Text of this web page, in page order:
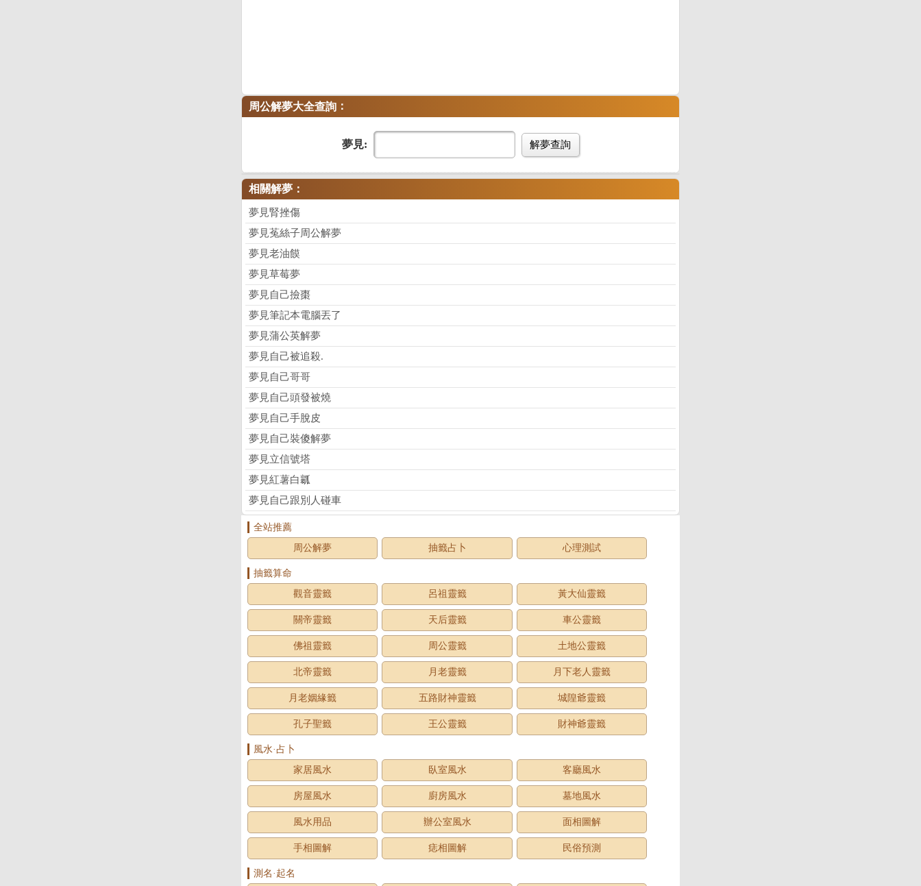
周公解夢大全查詢 ：
夢見: 解夢查詢
相關解夢：
夢見腎挫傷
夢見菟絲子周公解夢
夢見老油饃
夢見草莓夢
夢見自己撿棗
夢見筆記本電腦丟了
夢見蒲公英解夢
夢見自己被追殺.
夢見自己哥哥
夢見自己頭發被燒
夢見自己手脫皮
夢見自己裝傻解夢
夢見立信號塔
夢見紅薯白瓤
夢見自己跟別人碰車
全站推薦
周公解夢
抽籤占卜 心理測試
抽籤算命
觀音靈籤
呂祖靈籤 黃大仙靈籤
關帝靈籤 天后靈籤 車公靈籤
佛祖靈籤 周公靈籤 土地公靈籤
北帝靈籤 月老靈籤 月下老人靈籤
月老姻緣籤 五路財神靈籤 城隍爺靈籤
孔子聖籤 王公靈籤 財神爺靈籤
風水·占卜
家居風水
臥室風水 客廳風水
房屋風水 廚房風水 墓地風水
風水用品 辦公室風水 面相圖解
手相圖解 痣相圖解 民俗預測
測名·起名